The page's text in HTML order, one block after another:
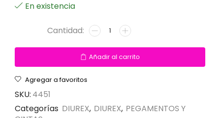
En existencia
Añadir al carrito
Agregar a favoritos
SKU: 4451
Categorías DIUREX, DIUREX, PEGAMENTOS Y